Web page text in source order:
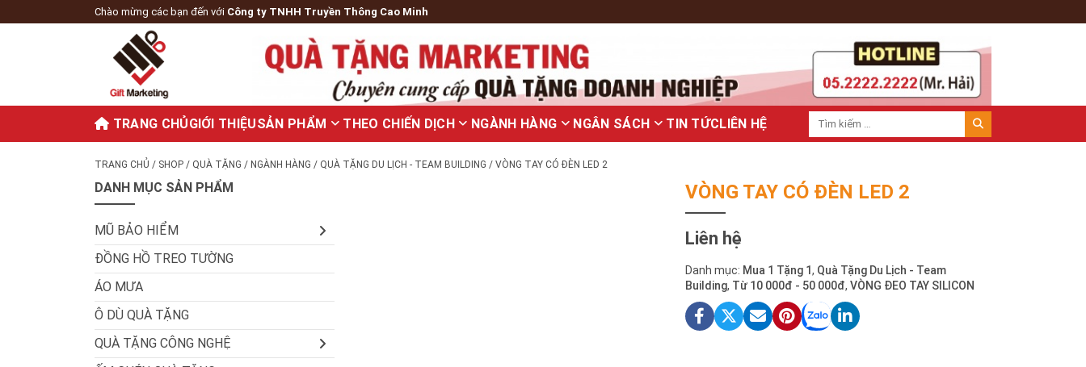
Chào mừng các bạn đến với Công ty TNHH Truyền Thông Cao Minh
TRANG CHỦGIỚI THIỆUSẢN PHẨM THEO CHIẾN DỊCH NGÀNH HÀNG NGÂN SÁCH TIN TỨCLIÊN HỆ
TRANG CHỦ / SHOP / QUÀ TẶNG / NGÀNH HÀNG / QUÀ TẶNG DU LỊCH - TEAM BUILDING / VÒNG TAY CÓ ĐÈN LED 2
VÒNG TAY CÓ ĐÈN LED 2
Liên hệ
Danh mục: Mua 1 Tặng 1, Quà Tặng Du Lịch - Team
Building, Từ 10 000đ - 50 000đ, VÒNG ĐEO TAY SILICON
DANH MỤC SẢN PHẨM
MŨ BẢO HIỂM
ĐỒNG HỒ TREO TƯỜNG
ÁO MƯA
Ô DÙ QUÀ TẶNG
QUÀ TẶNG CÔNG NGHỆ